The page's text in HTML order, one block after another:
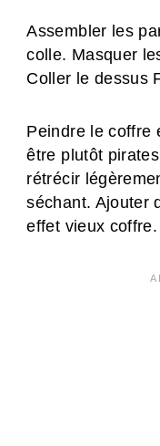
Assembler les
colle. Masquer
Coller le dessus
Peindre le coffre
être plutôt
rétrécir
séchant. Ajouter
effet vieux coffre.